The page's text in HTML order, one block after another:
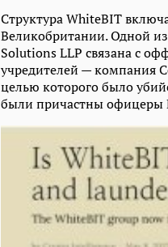
Структура WhiteBIT
Великобритании. Одной
Solutions LLP связана с
учредителей — компания
целью которого было
были причастны офицеры